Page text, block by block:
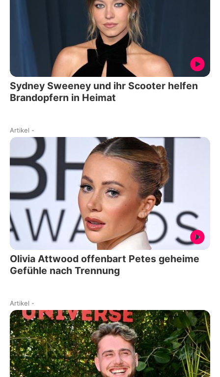
Sydney Sweeney und ihr Scooter helfen
Brandopfern in Heimat
Artikel -
Olivia Attwood offenbart Petes geheime
Gefühle nach Trennung
Artikel -